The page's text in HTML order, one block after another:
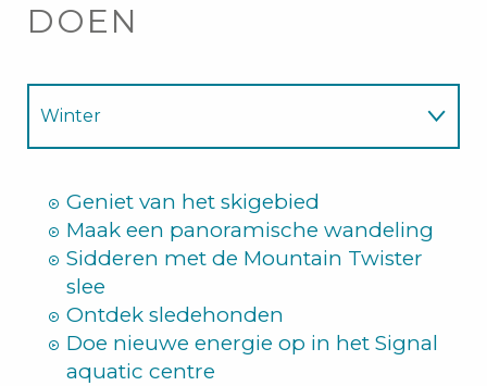
DOEN
Winter
Geniet van het skigebied
Maak een panoramische wandeling
Sidderen met de Mountain Twister
slee
Ontdek sledehonden
Doe nieuwe energie op in het Signal
aquatic centre